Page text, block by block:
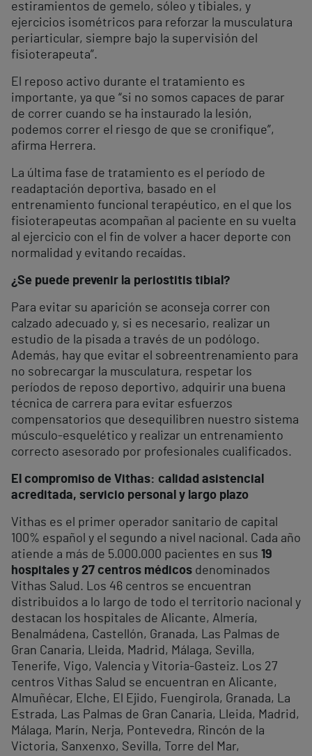
estiramientos de gemelo, sóleo y tibiales, y
ejercicios isométricos para reforzar la musculatura
periarticular, siempre bajo la supervisión del
fisioterapeuta”.
El reposo activo durante el tratamiento es
importante, ya que “si no somos capaces de parar
de correr cuando se ha instaurado la lesión,
podemos correr el riesgo de que se cronifique”,
afirma Herrera.
La última fase de tratamiento es el período de
readaptación deportiva, basado en el
entrenamiento funcional terapéutico, en el que los
fisioterapeutas acompañan al paciente en su vuelta
al ejercicio con el fin de volver a hacer deporte con
normalidad y evitando recaídas.
¿Se puede prevenir la periostitis tibial?
Para evitar su aparición se aconseja correr con
calzado adecuado y, si es necesario, realizar un
estudio de la pisada a través de un podólogo.
Además, hay que evitar el sobreentrenamiento para
no sobrecargar la musculatura, respetar los
períodos de reposo deportivo, adquirir una buena
técnica de carrera para evitar esfuerzos
compensatorios que desequilibren nuestro sistema
músculo-esquelético y realizar un entrenamiento
correcto asesorado por profesionales cualificados.
El compromiso de Vithas: calidad asistencial
acreditada, servicio personal y largo plazo
Vithas es el primer operador sanitario de capital
100% español y el segundo a nivel nacional. Cada año
atiende a más de 5.000.000 pacientes en sus 19
hospitales y 27 centros médicos denominados
Vithas Salud. Los 46 centros se encuentran
distribuidos a lo largo de todo el territorio nacional y
destacan los hospitales de Alicante, Almería,
Benalmádena, Castellón, Granada, Las Palmas de
Gran Canaria, Lleida, Madrid, Málaga, Sevilla,
Tenerife, Vigo, Valencia y Vitoria-Gasteiz. Los 27
centros Vithas Salud se encuentran en Alicante,
Almuñécar, Elche, El Ejido, Fuengirola, Granada, La
Estrada, Las Palmas de Gran Canaria, Lleida, Madrid,
Málaga, Marín, Nerja, Pontevedra, Rincón de la
Victoria, Sanxenxo, Sevilla, Torre del Mar,